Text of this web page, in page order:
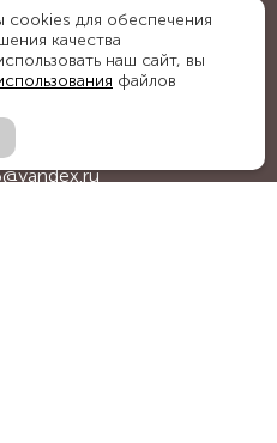
с. Надежда,
1Б
cookies для обеспечения
качества
наш сайт, вы
файлов